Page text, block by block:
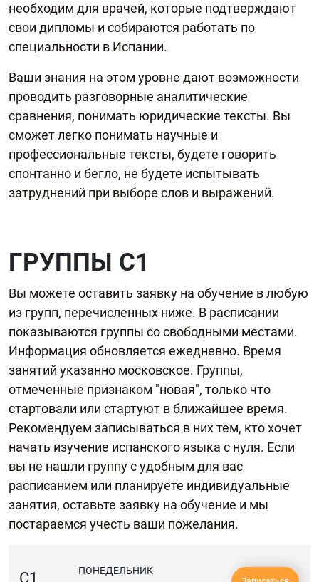
необходим для врачей, которые подтверждают
свои дипломы и собираются работать по
специальности в Испании.
Ваши знания на этом уровне дают возможности
проводить разговорные аналитические
сравнения, понимать юридические тексты. Вы
сможет легко понимать научные и
профессиональные тексты, будете говорить
спонтанно и бегло, не будете испытывать
затруднений при выборе слов и выражений.
ГРУППЫ C1
Вы можете оставить заявку на обучение в любую
из групп, перечисленных ниже. В расписании
показываются группы со свободными местами.
Информация обновляется ежедневно. Время
занятий указанно московское. Группы,
отмеченные признаком "новая", только что
стартовали или стартуют в ближайшее время.
Рекомендуем записываться в них тем, кто хочет
начать изучение испанского языка с нуля. Если
вы не нашли группу с удобным для вас
расписанием или планируете индивидуальные
занятия, оставьте заявку на обучение и мы
постараемся учесть ваши пожелания.
C1 ПОНЕДЕЛЬНИК